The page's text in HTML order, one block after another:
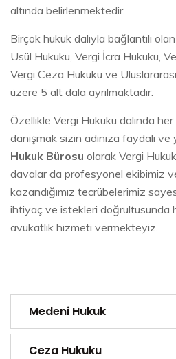
altında belirlenmektedir.
Birçok hukuk dalıyla bağlantılı olan
Usül Hukuku, Vergi İcra Hukuku,
Vergi Ceza Hukuku ve
üzere 5 alt dala ayrılmaktadır.
Özellikle Vergi Hukuku dalında
danışmak sizin adınıza faydalı ve
Hukuk Bürosu olarak Vergi
davalar da profesyonel ekibimiz
kazandığımız tecrübelerimiz
ihtiyaç ve istekleri doğrultusunda
avukatlık hizmeti vermekteyiz.
Medeni Hukuk
Ceza Hukuku